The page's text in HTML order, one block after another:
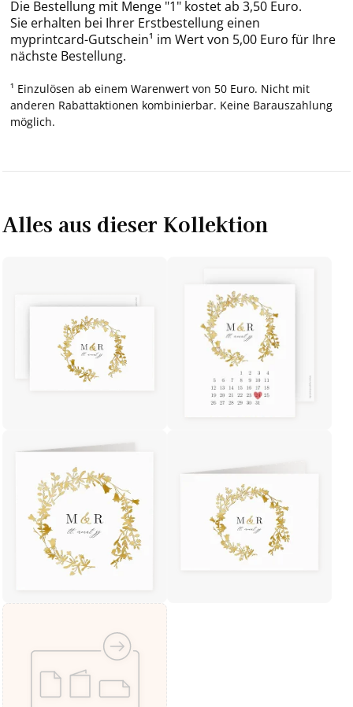
Die Bestellung mit Menge "1" kostet ab 3,50 Euro.
Sie erhalten bei Ihrer Erstbestellung einen
myprintcard-Gutschein¹ im Wert von 5,00 Euro für Ihre
nächste Bestellung.
¹ Einzulösen ab einem Warenwert von 50 Euro. Nicht mit
anderen Rabattaktionen kombinierbar. Keine Barauszahlung
möglich.
Alles aus dieser Kollektion